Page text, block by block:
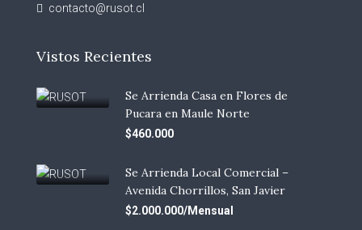
contacto@rusot.cl
Vistos Recientes
Se Arrienda Casa en Flores de
Pucara en Maule Norte
$460.000
Se Arrienda Local Comercial –
Avenida Chorrillos, San Javier
$2.000.000/Mensual